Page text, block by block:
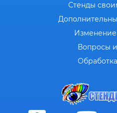
Стенды
Вопросы